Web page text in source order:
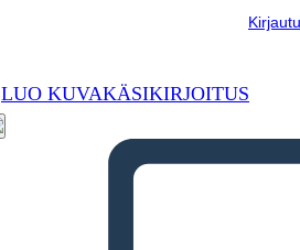
LUO KUVAKÄSIKIRJOITUS